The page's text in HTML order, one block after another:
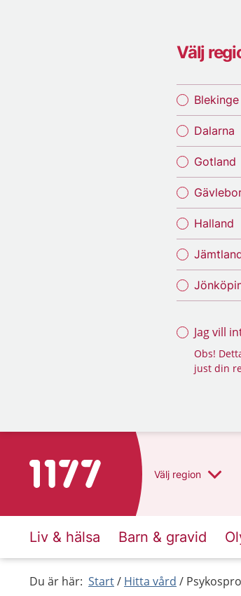
Välj
Blekinge
Dalarna
Gotland
Halland
Jag vill
Obs!
just din
Till startsidan för 1177 Välj region
Liv & hälsa Barn & gravid
Du är här: Start Hitta vård